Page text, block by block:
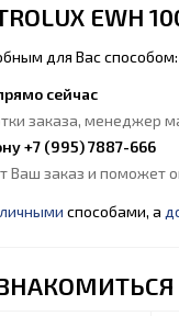
EWH
для Вас способом:
сейчас
заказа, менеджер
+7 (995) 7887-666
Ваш заказ и поможет
способами, а